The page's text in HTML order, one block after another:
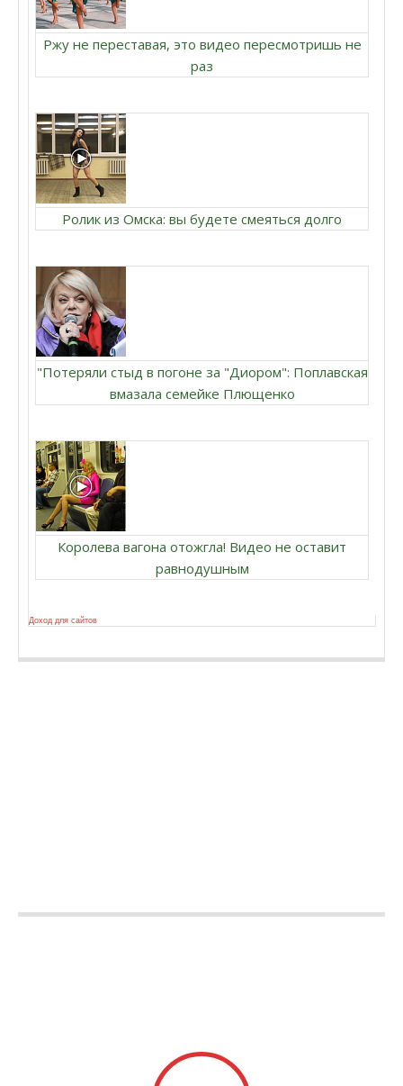
Ржу не переставая, это видео пересмотришь не
раз
Ролик из Омска: вы будете смеяться долго
"Потеряли стыд в погоне за "Диором": Поплавская
вмазала семейке Плющенко
Королева вагона отожгла! Видео не оставит
равнодушным
Доход для сайтов